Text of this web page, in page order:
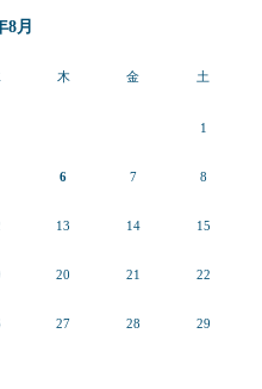
8月
木 金 土
1
6 7 8
13 14 15
20 21 22
27 28 29